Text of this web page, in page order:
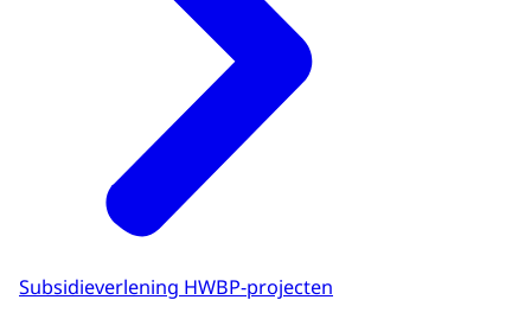
Subsidieverlening HWBP-projecten